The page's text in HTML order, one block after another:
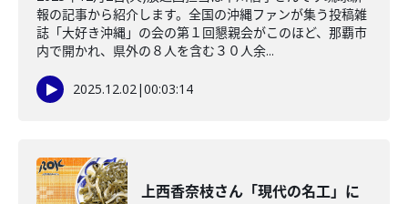
報の記事から紹介します。全国の沖縄ファンが集う投稿雑
誌「大好き沖縄」の会の第１回懇親会がこのほど、那覇市
内で開かれ、県外の８人を含む３０人余...
2025.12.02|00:03:14
上西香奈枝さん「現代の名工」に